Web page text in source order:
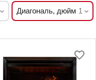
Диагональ, дюйм 1